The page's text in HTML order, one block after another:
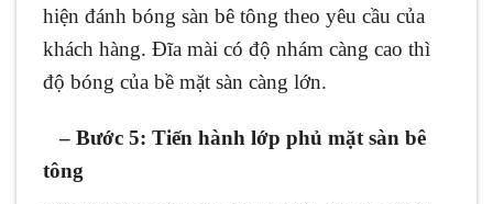
hiện đánh bóng sàn bê tông theo yêu cầu của
khách hàng. Đĩa mài có độ nhám càng cao thì
độ bóng của bề mặt sàn càng lớn.
– Bước 5: Tiến hành lớp phủ mặt sàn bê
tông